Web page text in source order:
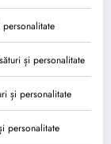
și personalitate
și personalitate
personalitate